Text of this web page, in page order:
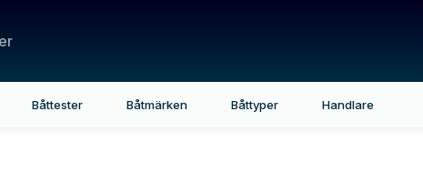
Båttester Båtmärken Båttyper Handlare